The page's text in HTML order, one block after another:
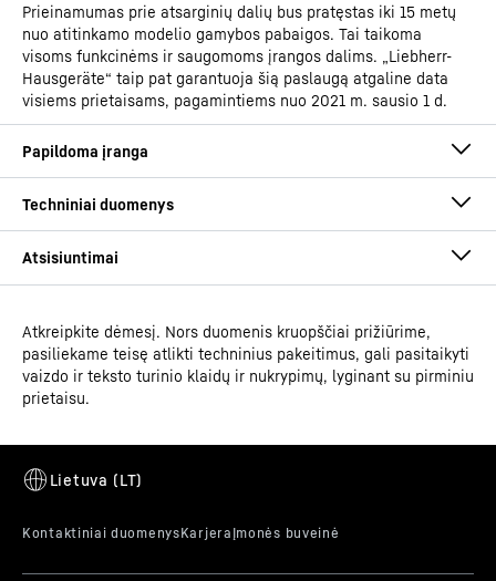
Prieinamumas prie atsarginių dalių bus pratęstas iki 15 metų
nuo atitinkamo modelio gamybos pabaigos. Tai taikoma
visoms funkcinėms ir saugomoms įrangos dalims. „Liebherr-
Hausgeräte“ taip pat garantuoja šią paslaugą atgaline data
visiems prietaisams, pagamintiems nuo 2021 m. sausio 1 d.
Reguliuojamo aukščio kojelės
Naudojant papildomai užsakomas reguliuojamo aukščio
Gaminių grupė
Šaldytuvas pagal kepyklų
standartą su šaldymo
GTIN
Realizuojamos prekės
993597951
Eksploatacijos instrukcija
Atkreipkite dėmesį. Nors duomenis kruopščiai prižiūrime,
pasiliekame teisę atlikti techninius pakeitimus, gali pasitaikyti
vaizdo ir teksto turinio klaidų ir nukrypimų, lyginant su pirminiu
prietaisu.